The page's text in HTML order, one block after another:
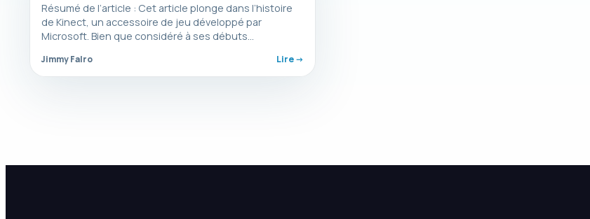
Résumé de l’article : Cet article plonge dans l’histoire
de Kinect, un accessoire de jeu développé par
Microsoft. Bien que considéré à ses débuts…
Jimmy Falro Lire ->